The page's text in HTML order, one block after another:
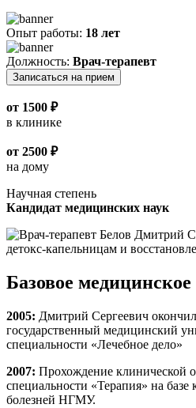
Опыт работы: 18 лет
Должность: Врач-терапевт
Записаться на прием
от 1500 ₽
в клинике
от 2500 ₽
на дому
Научная степень
Кандидат медицинских наук
Базовое медицинское
2005: Дмитрий Сергеевич
государственный медицинский
специальности «Лечебное дело»
2007: Прохождение клинической
специальности «Терапия» на базе
болезней НГМУ.